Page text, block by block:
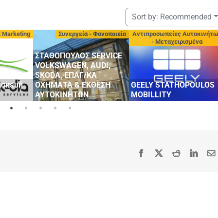
Sort by: Recommended
Marketing Συνεργεία - Φανοποιεία
ΣΤΑΘΟΠΟΥΛΟΣ SERVICE
VOLKSWAGEN, AUDI,
SKODA, ΕΠΑΓ/ΚΑ
ΟΧΗΜΑΤΑ & ΕΚΘΕΣΗ
ΑΥΤΟΚΙΝΗΤΩΝ
Αντιπροσωπείες
- Μεταχειρισμένα
GEELY STATHOPOULOS
MOBILLITY
Facebook Reddit